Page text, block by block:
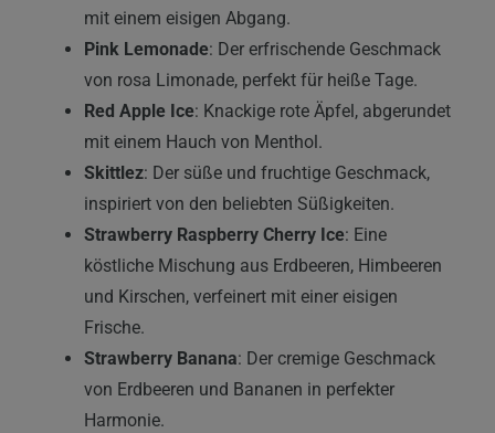
mit einem eisigen Abgang.
Pink Lemonade: Der erfrischende Geschmack
von rosa Limonade, perfekt für heiße Tage.
Red Apple Ice: Knackige rote Äpfel, abgerundet
mit einem Hauch von Menthol.
Skittlez: Der süße und fruchtige Geschmack,
inspiriert von den beliebten Süßigkeiten.
Strawberry Raspberry Cherry Ice: Eine
köstliche Mischung aus Erdbeeren, Himbeeren
und Kirschen, verfeinert mit einer eisigen
Frische.
Strawberry Banana: Der cremige Geschmack
von Erdbeeren und Bananen in perfekter
Harmonie.